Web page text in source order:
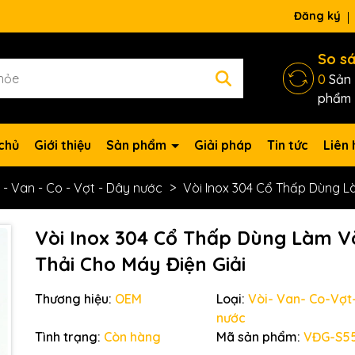
chờ đợi bạn Đăng ký
So
0 Sản
phẩm
Giới thiệu Sản phẩm Giải pháp Tin tức Liên
- Van - Co - Vợt - Dây nước Vòi Inox 304 Cổ Thấp Dùng
Vòi Inox 304 Cổ Thấp Dùng Làm
Thải Cho Máy Điện Giải
Thương hiệu: OEM Loại: Vòi- Van- Co-
nước
Tình trạng: Còn hàng Mã sản phẩm: VĐG-
Mã giảm giá: